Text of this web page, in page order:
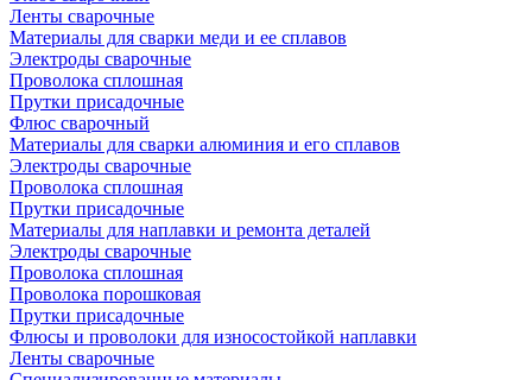
Ленты сварочные
Материалы для сварки меди и ее сплавов
Электроды сварочные
Проволока сплошная
Прутки присадочные
Флюс сварочный
Материалы для сварки алюминия и его сплавов
Электроды сварочные
Проволока сплошная
Прутки присадочные
Материалы для наплавки и ремонта деталей
Электроды сварочные
Проволока сплошная
Проволока порошковая
Прутки присадочные
Флюсы и проволоки для износостойкой наплавки
Ленты сварочные